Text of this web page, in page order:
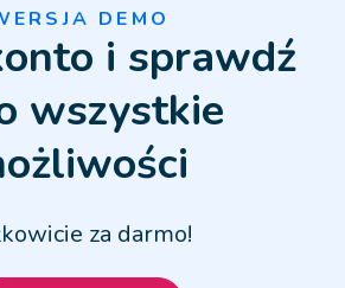
DEMO
i sprawdź
wszystkie
za darmo!